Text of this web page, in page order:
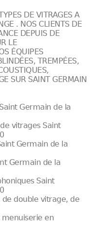
DE VITRAGES A
. NOS CLIENTS DE
DEPUIS DE
LE
ÉQUIPES
TREMPÉES,
SUR SAINT GERMAIN
Germain de la
vitrages Saint
Germain de la
Germain de la
Saint
de double vitrage, de
menuiserie en